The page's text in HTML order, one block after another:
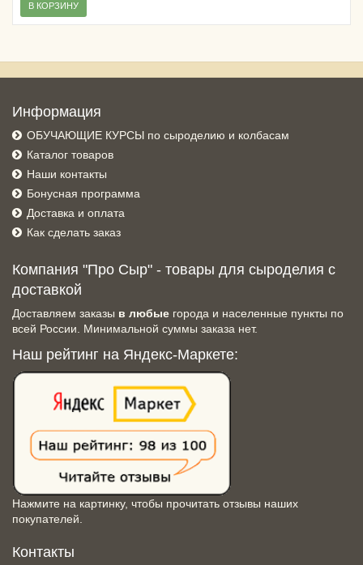
В КОРЗИНУ
Информация
ОБУЧАЮЩИЕ КУРСЫ по сыроделию и колбасам
Каталог товаров
Наши контакты
Бонусная программа
Доставка и оплата
Как сделать заказ
Компания "Про Сыр" - товары для сыроделия с
доставкой
Доставляем заказы в любые города и населенные пункты по
всей России. Минимальной суммы заказа нет.
Наш рейтинг на Яндекс-Маркете:
Нажмите на картинку, чтобы прочитать отзывы наших
покупателей.
Контакты